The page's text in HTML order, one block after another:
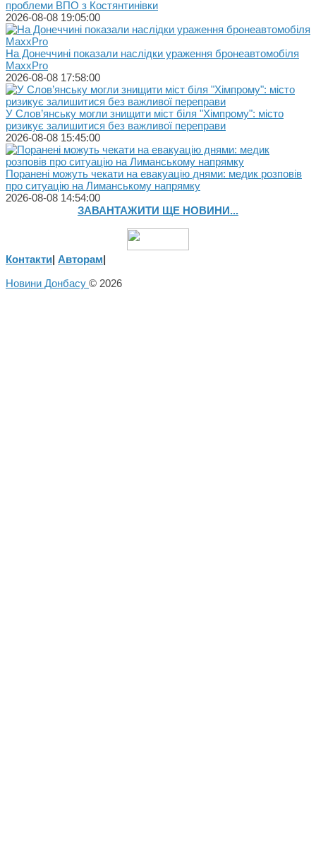
проблеми ВПО з Костянтинівки
2026-08-08 19:05:00
На Донеччині показали наслідки ураження бронеавтомобіля
MaxxPro
2026-08-08 17:58:00
У Слов’янську могли знищити міст біля "Хімпрому": місто
ризикує залишитися без важливої переправи
2026-08-08 15:45:00
Поранені можуть чекати на евакуацію днями: медик розповів
про ситуацію на Лиманському напрямку
2026-08-08 14:54:00
ЗАВАНТАЖИТИ ЩЕ НОВИНИ...
Контакти| Авторам|
Новини Донбасу © 2026